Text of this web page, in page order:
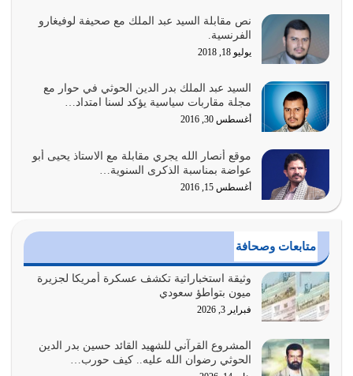
أبرز أسباب الشقاء هو الإعراض عن ذكر الله وعن هدى الله
المتمثل في القرآن الكريم
يوليو 31, 2026
أولياء الشيطان كلما كانوا أكثر ولاءً وطاعة للشيطان كلما كانوا
أكثر ضعفاً
يوليو 30, 2026
وعد الله تعالى من يُقتل في سبيله بالحياة الأبدية والرزق
والاستبشار والنجاة والخلود في…
يوليو 29, 2026
القرآن الكريم هو أهم مصدر لمعرفة رسول الله معرفة سيرته
معرفة شخصيته معرفة عظمته
يوليو 28, 2026
هل نحن من الصالحين؟ قيِّم نفسك هنا اترك القرآن على أصله
وأعرض نفسك، وأعرض ما لديك على…
يوليو 27, 2026
نص مقابلة السيد عبد الملك مع صحيفة لوفيغارو
الفرنسية.
يوليو 18, 2018
السيد عبد الملك بدر الدين الحوثي في حوار مع
مجلة مقاربات سياسية يؤكد لسنا امتداد…
أغسطس 30, 2016
موقع أنصار الله يجري مقابلة مع الاستاذ يحيى أبو
عواضة بمناسبة الذكرى السنوية…
أغسطس 15, 2016
متابعات وصحافة
وثيقة استخباراتية تكشف عسكرة أمريكا لجزيرة
ميون بتواطؤ سعودي
فبراير 3, 2026
المشروع القرآني للشهيد القائد حسين بدر الدين
الحوثي رضوان الله عليه.. كيف حورب…